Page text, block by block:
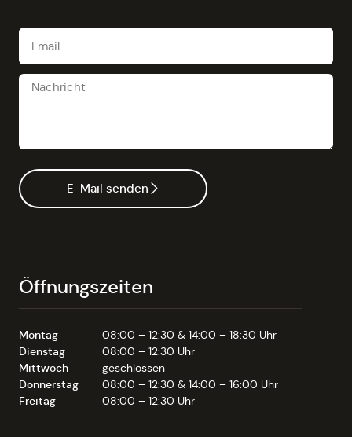
E-Mail senden
Öffnungszeiten
Montag
08:00 – 12:30 & 14:00 – 18:30 Uhr
Dienstag
08:00 – 12:30 Uhr
Mittwoch
geschlossen
Donnerstag
08:00 – 12:30 & 14:00 – 16:00 Uhr
Freitag
08:00 – 12:30 Uhr